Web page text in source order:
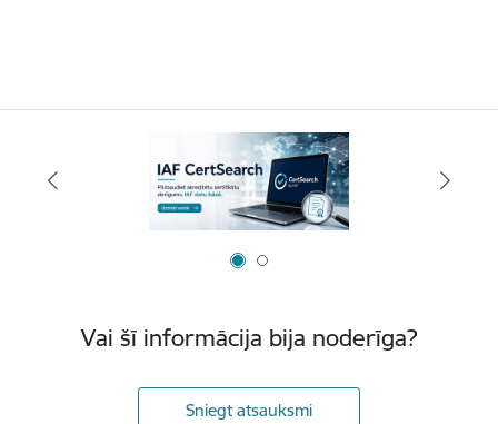
Vai šī informācija bija noderīga?
Sniegt atsauksmi